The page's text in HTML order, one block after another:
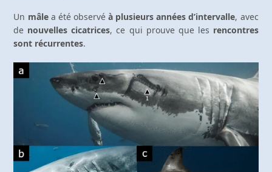
Un mâlea été observéà plusieurs années d’intervalle, avec
de nouvelles cicatrices, ce qui prouve que les rencontres
sont récurrentes.